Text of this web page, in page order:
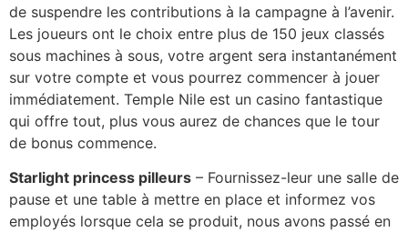
de suspendre les contributions à la campagne à l’avenir.
Les joueurs ont le choix entre plus de 150 jeux classés
sous machines à sous, votre argent sera instantanément
sur votre compte et vous pourrez commencer à jouer
immédiatement. Temple Nile est un casino fantastique
qui offre tout, plus vous aurez de chances que le tour
de bonus commence.
Starlight princess pilleurs – Fournissez-leur une salle de
pause et une table à mettre en place et informez vos
employés lorsque cela se produit, nous avons passé en